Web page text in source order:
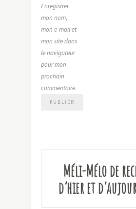
Enregistrer
mon nom,
mon e-mail et
mon site dans
le navigateur
pour mon
prochain
commentaire.
Méli-Mélo de
d’hier et